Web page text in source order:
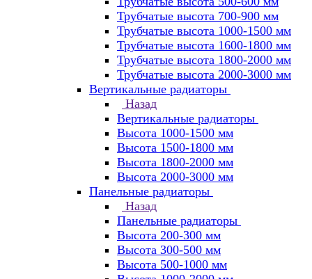
Трубчатые высота 700-900 мм
Трубчатые высота 1000-1500 мм
Трубчатые высота 1600-1800 мм
Трубчатые высота 1800-2000 мм
Трубчатые высота 2000-3000 мм
Вертикальные радиаторы
Назад
Вертикальные радиаторы
Высота 1000-1500 мм
Высота 1500-1800 мм
Высота 1800-2000 мм
Высота 2000-3000 мм
Панельные радиаторы
Назад
Панельные радиаторы
Высота 200-300 мм
Высота 300-500 мм
Высота 500-1000 мм